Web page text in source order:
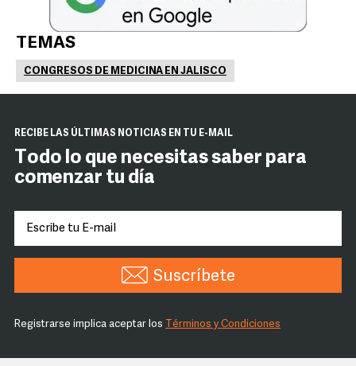
TEMAS
CONGRESOS DE MEDICINA EN JALISCO
RECIBE LAS ÚLTIMAS NOTICIAS EN TU E-MAIL
Todo lo que necesitas saber para
comenzar tu día
Suscríbete
Registrarse implica aceptar los Términos y Condiciones